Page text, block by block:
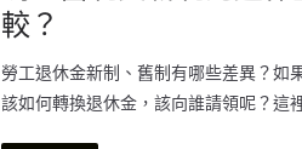
較？
勞工退休金新制、舊制有哪些差異？如
該如何轉換退休金，該向誰請領呢？這